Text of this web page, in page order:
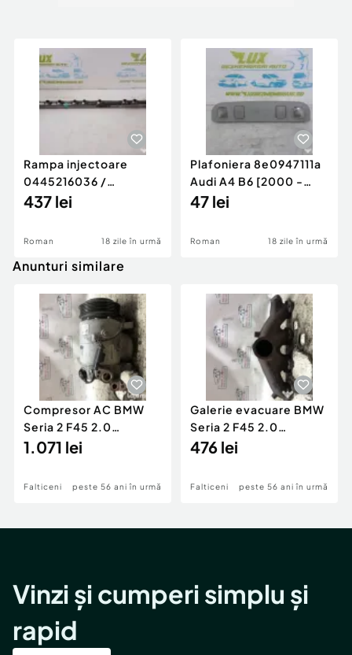
Rampa injectoare
0445216036 /
780542302 3.0 d 313
437 lei
Roman 18 zile în urmă
Plafoniera 8e0947111a
Audi A4 B6 [2000 -
2005]
47 lei
Roman 18 zile în urmă
Anunturi similare
Compresor AC BMW
Seria 2 F45 2.0
Motorina 2016
1.071 lei
Falticeni peste 56 ani în urmă
Galerie evacuare BMW
Seria 2 F45 2.0
Motorina 2016
476 lei
Falticeni peste 56 ani în urmă
Vinzi și cumperi simplu și
rapid